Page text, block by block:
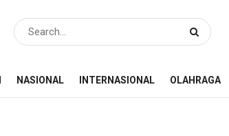
NASIONAL INTERNASIONAL OLAHRAGA